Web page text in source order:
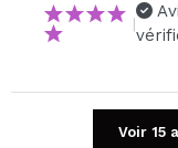
|
Voir 15